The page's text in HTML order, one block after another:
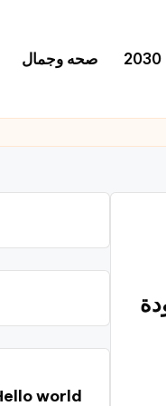
صحه وجمال
world!